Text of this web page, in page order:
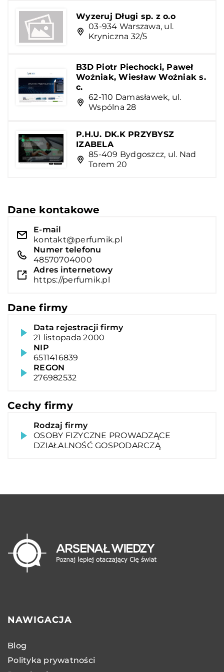
Wyzeruj Długi sp. z o.o
03-934 Warszawa, ul.
Kryniczna 32/5
B3D Piotr Piechocki, Paweł
Woźniak, Wiesław Woźniak s.
c.
62-110 Damasławek, ul.
Wspólna 28
P.H.U. DK.K PRZYBYSZ
IZABELA
85-409 Bydgoszcz, ul. Nad
Torem 20
Dane kontakowe
E-mail
kontakt@perfumik.pl
Numer telefonu
48570704000
Adres internetowy
https://perfumik.pl
Dane firmy
Data rejestracji firmy
21 listopada 2000
NIP
6511416839
REGON
276982532
Cechy firmy
Rodzaj firmy
OSOBY FIZYCZNE PROWADZĄCE
DZIAŁALNOŚĆ GOSPODARCZĄ
NAWIGACJA
Blog
Polityka prywatności